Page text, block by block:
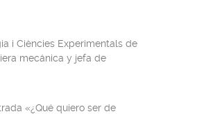
i Ciències Experimentals de
mecánica y jefa de
«¿Qué quiero ser de